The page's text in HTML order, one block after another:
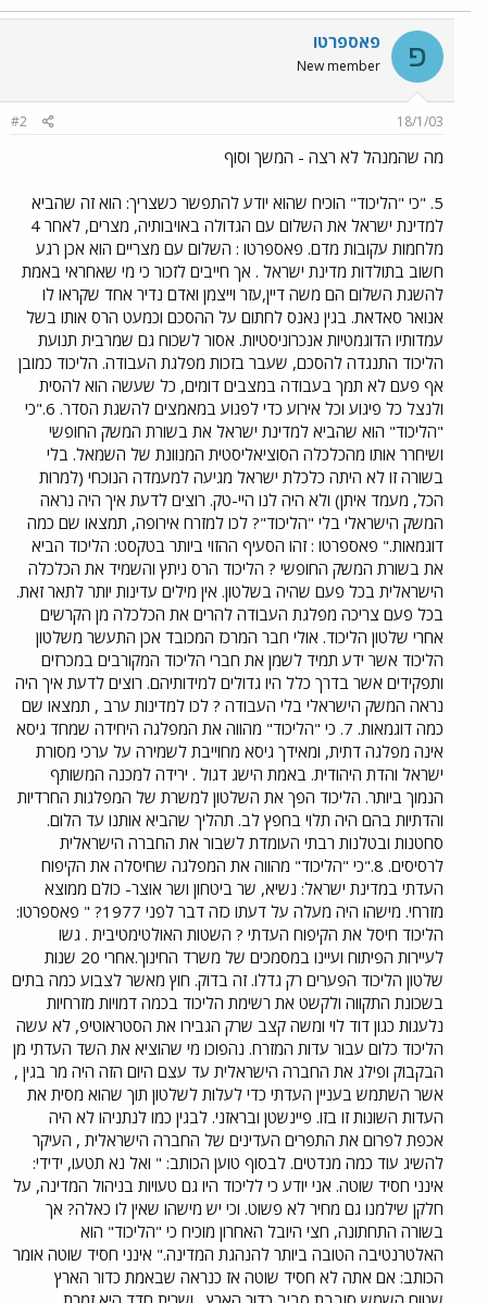
פ פאספרטו
New member
18/1/03
#2
מה שהמנהל לא רצה - המשך וסוף
5. "כי "הליכוד" הוכיח שהוא יודע להתפשר כשצריך: הוא זה שהביא
למדינת ישראל את השלום עם הגדולה באויבותיה, מצרים, לאחר 4
מלחמות עקובות מדם. פאספרטו : השלום עם מצריים הוא אכן רגע
חשוב בתולדות מדינת ישראל . אך חייבים לזכור כי מי שאחראי באמת
להשגת השלום הם משה דיין,עזר וייצמן ואדם נדיר אחד שקראו לו
אנואר סאדאת. בגין נאנס לחתום על ההסכם וכמעט הרס אותו בשל
עמדותיו הדוגמטיות אנכרוניסטיות. אסור לשכוח גם שמרבית תנועת
הליכוד התנגדה להסכם, שעבר בזכות מפלגת העבודה. הליכוד כמובן
אף פעם לא תמך בעבודה במצבים דומים, כל שעשה הוא להסית
ולנצל כל פיגוע וכל אירוע כדי לפגוע במאמצים להשגת הסדר. 6."כי
"הליכוד" הוא שהביא למדינת ישראל את בשורת המשק החופשי
ושיחרר אותו מהכלכלה הסוציאליסטית המנוונת של השמאל. בלי
בשורה זו לא היתה כלכלת ישראל מגיעה למעמדה הנוכחי (למרות
הכל, מעמד איתן) ולא היה לנו היי-טק. רוצים לדעת איך היה נראה
המשק הישראלי בלי "הליכוד"? לכו למזרח אירופה, תמצאו שם כמה
דוגמאות." פאספרטו : זהו הסעיף ההזוי ביותר בטקסט: הליכוד הביא
את בשורת המשק החופשי ? הליכוד הרס ניתץ והשמיד את הכלכלה
הישראלית בכל פעם שהיה בשלטון. אין מילים עדינות יותר לתאר זאת.
בכל פעם צריכה מפלגת העבודה להרים את הכלכלה מן הקרשים
אחרי שלטון הליכוד. אולי חבר המרכז המכובד אכן התעשר משלטון
הליכוד אשר ידע תמיד לשמן את חברי הליכוד המקורבים במכרזים
ותפקידים אשר בדרך כלל היו גדולים למידותיהם. רוצים לדעת איך היה
נראה המשק הישראלי בלי העבודה ? לכו למדינות ערב , תמצאו שם
כמה דוגמאות. 7. כי "הליכוד" מהווה את המפלגה היחידה שמחד גיסא
אינה מפלגה דתית, ומאידך גיסא מחוייבת לשמירה על ערכי מסורת
ישראל והדת היהודית. באמת הישג דגול . ירידה למכנה המשותף
הנמוך ביותר. הליכוד הפך את השלטון למשרת של המפלגות החרדיות
והדתיות בהם היה תלוי בחפץ לב. תהליך שהביא אותנו עד הלום.
סחטנות ובטלנות רבתי העומדת לשבור את החברה הישראלית
לרסיסים. 8."כי "הליכוד" מהווה את המפלגה שחיסלה את הקיפוח
העדתי במדינת ישראל: נשיא, שר ביטחון ושר אוצר- כולם ממוצא
מזרחי. מישהו היה מעלה על דעתו כזה דבר לפני 1977? " פאספרטו:
הליכוד חיסל את הקיפוח העדתי ? השטות האולטימטיבית . גשו
לעיירות הפיתוח ועיינו במסמכים של משרד החינוך.אחרי 20 שנות
שלטון הליכוד הפערים רק גדלו. זה בדוק. חוץ מאשר לצבוע כמה בתים
בשכונת התקווה ולקשט את רשימת הליכוד בכמה דמויות מזרחיות
נלעגות כגון דוד לוי ומשה קצב שרק הגבירו את הסטראוטיפ, לא עשה
הליכוד כלום עבור עדות המזרח. נהפוכו מי שהוציא את השד העדתי מן
הבקבוק ופילג את החברה הישראלית עד עצם היום הזה היה מר בגין ,
אשר השתמש בעניין העדתי כדי לעלות לשלטון תוך שהוא מסית את
העדות השונות זו בזו. פיינשטן ובראזני. לבגין כמו לנתניהו לא היה
אכפת לפרום את התפרים העדינים של החברה הישראלית , העיקר
להשיג עוד כמה מנדטים. לבסוף טוען הכותב: " ואל נא תטעו, ידידי:
אינני חסיד שוטה. אני יודע כי לליכוד היו גם טעויות בניהול המדינה, על
חלקן שילמנו גם מחיר לא פשוט. וכי יש מישהו שאין לו כאלה? אך
בשורה התחתונה, חצי היובל האחרון מוכיח כי "הליכוד" הוא
האלטרנטיבה הטובה ביותר להנהגת המדינה." אינני חסיד שוטה אומר
הכותב: אם אתה לא חסיד שוטה אז כנראה שבאמת כדור הארץ